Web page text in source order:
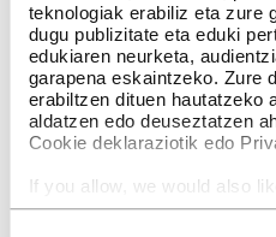
teknologiak erabiliz eta zure
dugu publizitate eta eduki
edukiaren neurketa,
garapena eskaintzeko. Zure
erabiltzen dituen hautatzeko
aldatzen edo deuseztatzen
Cookie deklaraziotik edo
If you allow, we would also
Collect information